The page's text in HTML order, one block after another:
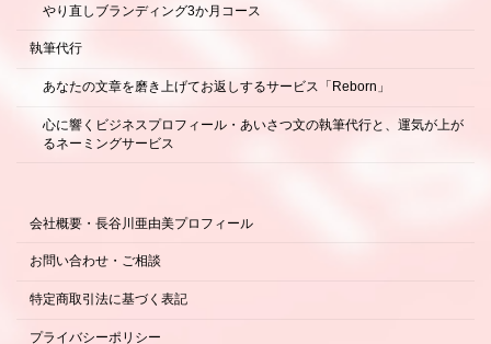
やり直しブランディング3か月コース
執筆代行
あなたの文章を磨き上げてお返しするサービス「Reborn」
心に響くビジネスプロフィール・あいさつ文の執筆代行と、運気が上が
るネーミングサービス
会社概要・長谷川亜由美プロフィール
お問い合わせ・ご相談
特定商取引法に基づく表記
プライバシーポリシー